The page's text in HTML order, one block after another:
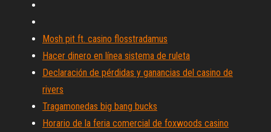
Mosh pit ft. casino flosstradamus
Hacer dinero en línea sistema de ruleta
Declaración de pérdidas y ganancias del casino de
rivers
Tragamonedas big bang bucks
Horario de la feria comercial de foxwoods casino